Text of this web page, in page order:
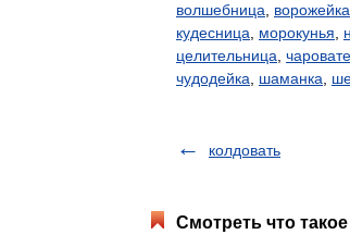
волшебница
ворожейка
кудесница
морокунья
целительница
чудодейка
шаманка
колдовать
Смотреть что